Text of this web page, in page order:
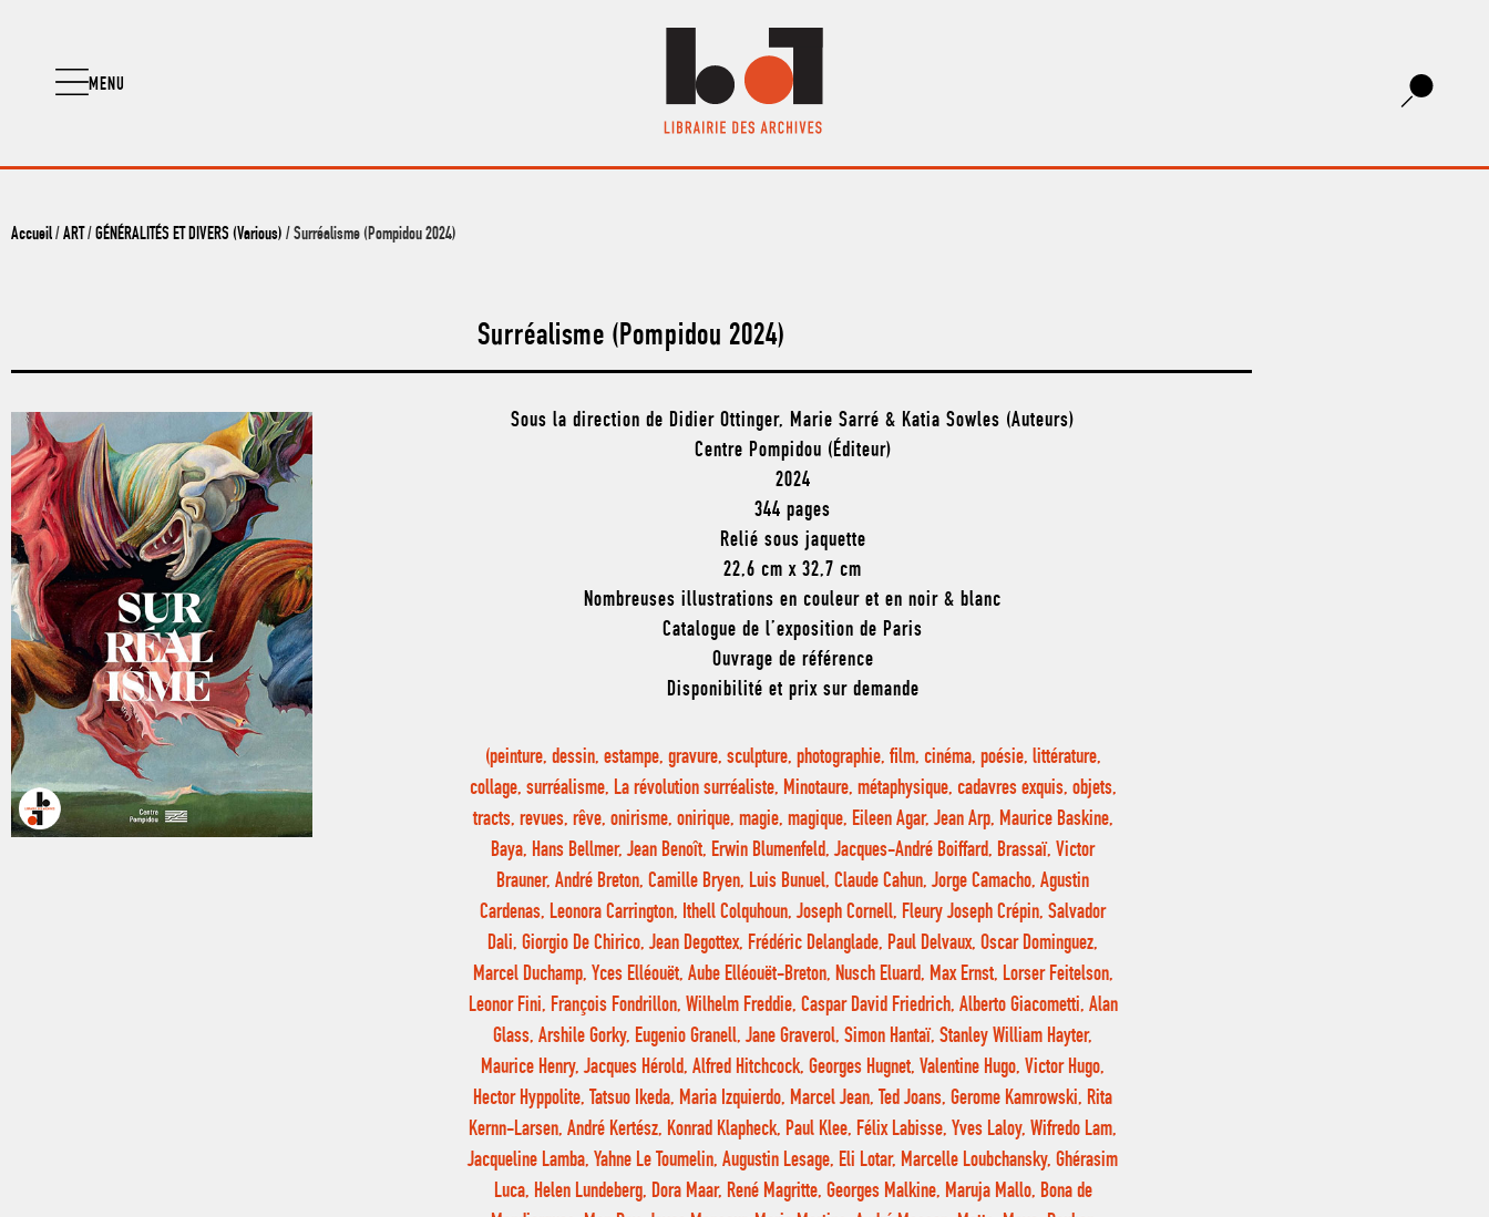
MENU
Accueil/ ART / GÉNÉRALITÉS ET DIVERS (Various) / Surréalisme (Pompidou 2024)
Surréalisme (Pompidou 2024)
Sous la direction de Didier Ottinger, Marie Sarré & Katia Sowles (Auteurs)
Centre Pompidou (Éditeur)
2024
344 pages
Relié sous jaquette
22,6 cm x 32,7 cm
Nombreuses illustrations en couleur et en noir & blanc
Catalogue de l’exposition de Paris
Ouvrage de référence
Disponibilité et prix sur demande
(peinture, dessin, estampe, gravure, sculpture, photographie, film, cinéma, poésie, littérature,
collage, surréalisme, La révolution surréaliste, Minotaure, métaphysique, cadavres exquis, objets,
tracts, revues, rêve, onirisme, onirique, magie, magique, Eileen Agar, Jean Arp, Maurice Baskine,
Baya, Hans Bellmer, Jean Benoît, Erwin Blumenfeld, Jacques-André Boiffard, Brassaï, Victor
Brauner, André Breton, Camille Bryen, Luis Bunuel, Claude Cahun, Jorge Camacho, Agustin
Cardenas, Leonora Carrington, Ithell Colquhoun, Joseph Cornell, Fleury Joseph Crépin, Salvador
Dali, Giorgio De Chirico, Jean Degottex, Frédéric Delanglade, Paul Delvaux, Oscar Dominguez,
Marcel Duchamp, Yces Elléouët, Aube Elléouët-Breton, Nusch Eluard, Max Ernst, Lorser Feitelson,
Leonor Fini, François Fondrillon, Wilhelm Freddie, Caspar David Friedrich, Alberto Giacometti, Alan
Glass, Arshile Gorky, Eugenio Granell, Jane Graverol, Simon Hantaï, Stanley William Hayter,
Maurice Henry, Jacques Hérold, Alfred Hitchcock, Georges Hugnet, Valentine Hugo, Victor Hugo,
Hector Hyppolite, Tatsuo Ikeda, Maria Izquierdo, Marcel Jean, Ted Joans, Gerome Kamrowski, Rita
Kernn-Larsen, André Kertész, Konrad Klapheck, Paul Klee, Félix Labisse, Yves Laloy, Wifredo Lam,
Jacqueline Lamba, Yahne Le Toumelin, Augustin Lesage, Eli Lotar, Marcelle Loubchansky, Ghérasim
Luca, Helen Lundeberg, Dora Maar, René Magritte, Georges Malkine, Maruja Mallo, Bona de